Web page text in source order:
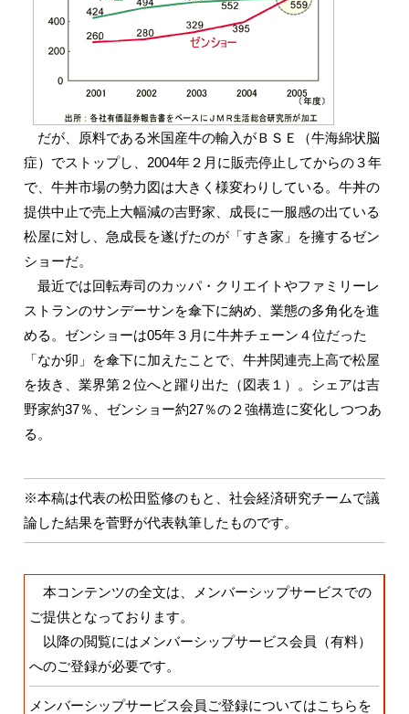
だが、原料である米国産牛の輸入がＢＳＥ（牛海綿状脳
症）でストップし、2004年２月に販売停止してからの３年
で、牛丼市場の勢力図は大きく様変わりしている。牛丼の
提供中止で売上大幅減の吉野家、成長に一服感の出ている
松屋に対し、急成長を遂げたのが「すき家」を擁するゼン
ショーだ。
最近では回転寿司のカッパ・クリエイトやファミリーレ
ストランのサンデーサンを傘下に納め、業態の多角化を進
める。ゼンショーは05年３月に牛丼チェーン４位だった
「なか卯」を傘下に加えたことで、牛丼関連売上高で松屋
を抜き、業界第２位へと躍り出た（図表１）。シェアは吉
野家約37％、ゼンショー約27％の２強構造に変化しつつあ
る。
※本稿は代表の松田監修のもと、社会経済研究チームで議
論した結果を菅野が代表執筆したものです。
本コンテンツの全文は、メンバーシップサービスでの
ご提供となっております。
以降の閲覧にはメンバーシップサービス会員（有料）
へのご登録が必要です。
メンバーシップサービス会員ご登録についてはこちらを